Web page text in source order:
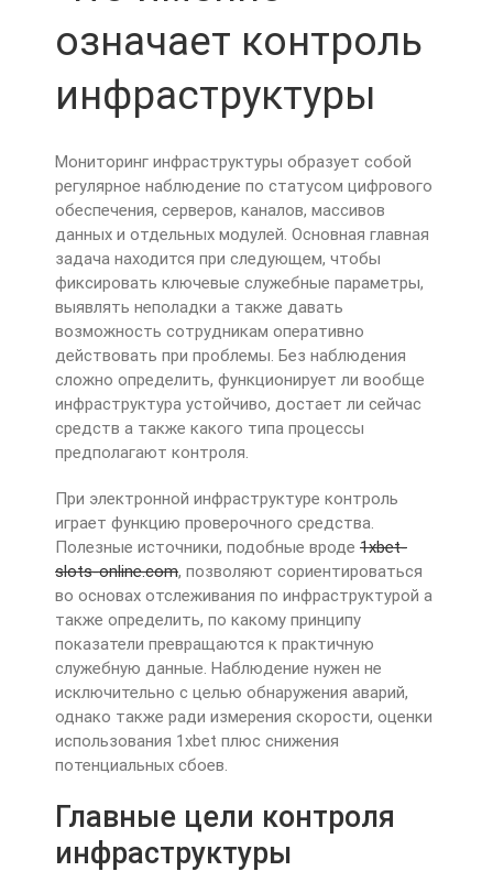
означает контроль
инфраструктуры
Мониторинг инфраструктуры образует собой
регулярное наблюдение по статусом цифрового
обеспечения, серверов, каналов, массивов
данных и отдельных модулей. Основная главная
задача находится при следующем, чтобы
фиксировать ключевые служебные параметры,
выявлять неполадки а также давать
возможность сотрудникам оперативно
действовать при проблемы. Без наблюдения
сложно определить, функционирует ли вообще
инфраструктура устойчиво, достает ли сейчас
средств а также какого типа процессы
предполагают контроля.
При электронной инфраструктуре контроль
играет функцию проверочного средства.
Полезные источники, подобные вроде 1xbet-
slots-online.com, позволяют сориентироваться
во основах отслеживания по инфраструктурой а
также определить, по какому принципу
показатели превращаются к практичную
служебную данные. Наблюдение нужен не
исключительно с целью обнаружения аварий,
однако также ради измерения скорости, оценки
использования 1xbet плюс снижения
потенциальных сбоев.
Главные цели контроля
инфраструктуры